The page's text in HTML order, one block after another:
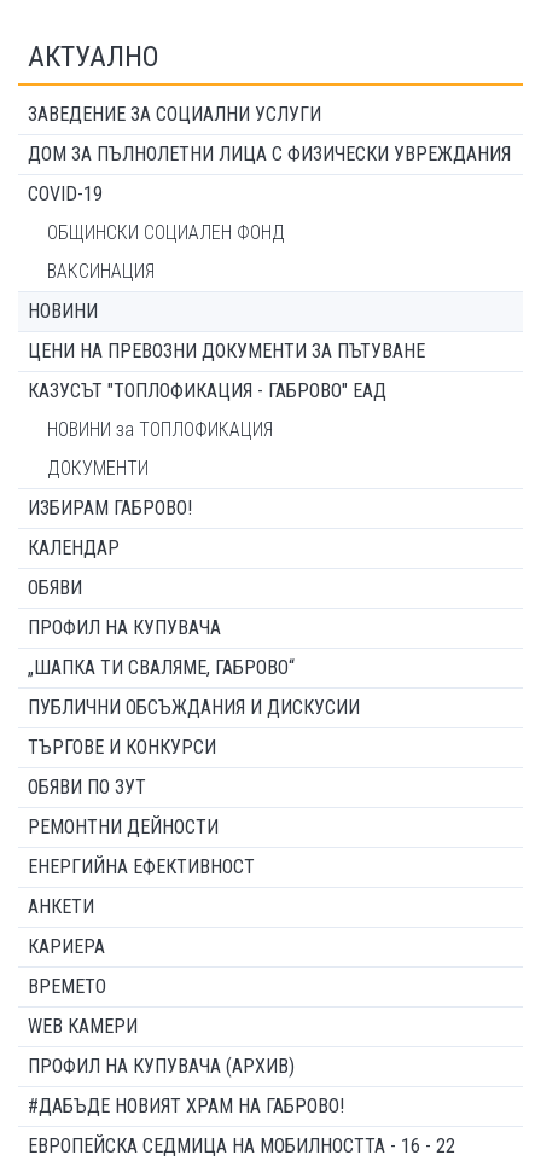
АКТУАЛНО
ЗАВЕДЕНИЕ ЗА СОЦИАЛНИ УСЛУГИ
ДОМ ЗА ПЪЛНОЛЕТНИ ЛИЦА С ФИЗИЧЕСКИ УВРЕЖДАНИЯ
COVID-19
ОБЩИНСКИ СОЦИАЛЕН ФОНД
ВАКСИНАЦИЯ
НОВИНИ
ЦЕНИ НА ПРЕВОЗНИ ДОКУМЕНТИ ЗА ПЪТУВАНЕ
КАЗУСЪТ "ТОПЛОФИКАЦИЯ - ГАБРОВО" ЕАД
НОВИНИ за ТОПЛОФИКАЦИЯ
ДОКУМЕНТИ
ИЗБИРАМ ГАБРОВО!
КАЛЕНДАР
ОБЯВИ
ПРОФИЛ НА КУПУВАЧА
„ШАПКА ТИ СВАЛЯМЕ, ГАБРОВО“
ПУБЛИЧНИ ОБСЪЖДАНИЯ И ДИСКУСИИ
ТЪРГОВЕ И КОНКУРСИ
ОБЯВИ ПО ЗУТ
РЕМОНТНИ ДЕЙНОСТИ
ЕНЕРГИЙНА ЕФЕКТИВНОСТ
АНКЕТИ
КАРИЕРА
ВРЕМЕТО
WEB КАМЕРИ
ПРОФИЛ НА КУПУВАЧА (АРХИВ)
#ДАБЪДЕ НОВИЯТ ХРАМ НА ГАБРОВО!
ЕВРОПЕЙСКА СЕДМИЦА НА МОБИЛНОСТТА - 16 - 22